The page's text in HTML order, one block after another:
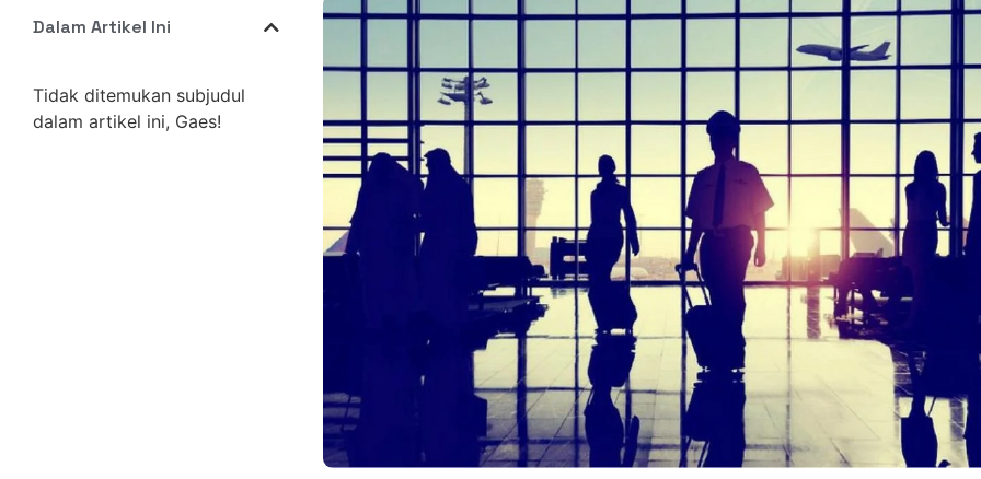
Dalam Artikel Ini
Tidak ditemukan subjudul
dalam artikel ini, Gaes!